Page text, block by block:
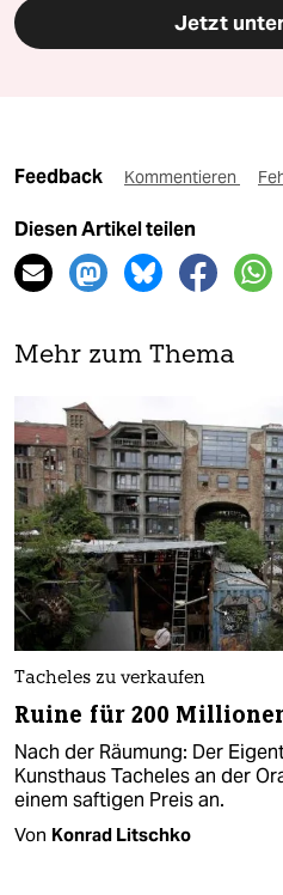
Jetzt
Feedback Kommentieren
Diesen Artikel teilen
Mehr zum Thema
Tacheles zu verkaufen
Ruine für 200
Nach der Räumung: Der
Kunsthaus Tacheles an der
einem saftigen Preis an.
Von Konrad Litschko